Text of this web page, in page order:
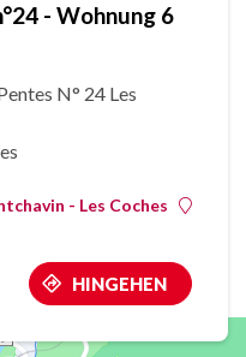
- Wohnung 6
N° 24 Les
- Les Coches
HINGEHEN